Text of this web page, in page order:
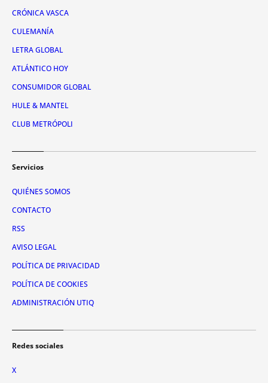
CRÓNICA VASCA
CULEMANÍA
LETRA GLOBAL
ATLÁNTICO HOY
CONSUMIDOR GLOBAL
HULE & MANTEL
CLUB METRÓPOLI
Servicios
QUIÉNES SOMOS
CONTACTO
RSS
AVISO LEGAL
POLÍTICA DE PRIVACIDAD
POLÍTICA DE COOKIES
ADMINISTRACIÓN UTIQ
Redes sociales
X